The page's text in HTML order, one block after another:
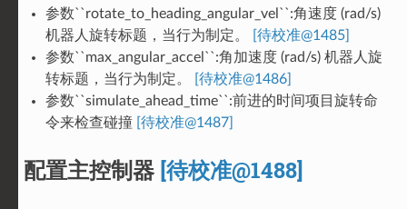
参数``rotate_to_heading_angular_vel``:角速度 (rad/s)
机器人旋转标题，当行为制定。
[待校准@1485]
参数``max_angular_accel``:角加速度 (rad/s) 机器人旋
转标题，当行为制定。
[待校准@1486]
参数``simulate_ahead_time``:前进的时间项目旋转命
令来检查碰撞 [待校准@1487]
配置主控制器 [待校准@1488]